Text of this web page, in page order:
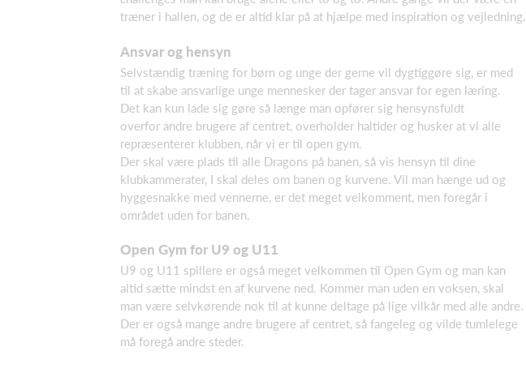
træner i hallen, og de er altid klar på at hjælpe med inspiration og vejledning.
Ansvar og hensyn
Selvstændig træning for børn og unge der gerne vil dygtiggøre sig, er med
til at skabe ansvarlige unge mennesker der tager ansvar for egen læring.
Det kan kun lade sig gøre så længe man opfører sig hensynsfuldt
overfor andre brugere af centret, overholder haltider og husker at vi alle
repræsenterer klubben, når vi er til open gym.
Der skal være plads til alle Dragons på banen, så vis hensyn til dine
klubkammerater, I skal deles om banen og kurvene. Vil man hænge ud og
hyggesnakke med vennerne, er det meget velkomment, men foregår i
området uden for banen.
Open Gym for U9 og U11
U9 og U11 spillere er også meget velkommen til Open Gym og man kan
altid sætte mindst en af kurvene ned. Kommer man uden en voksen, skal
man være selvkørende nok til at kunne deltage på lige vilkår med alle andre.
Der er også mange andre brugere af centret, så fangeleg og vilde tumlelege
må foregå andre steder.